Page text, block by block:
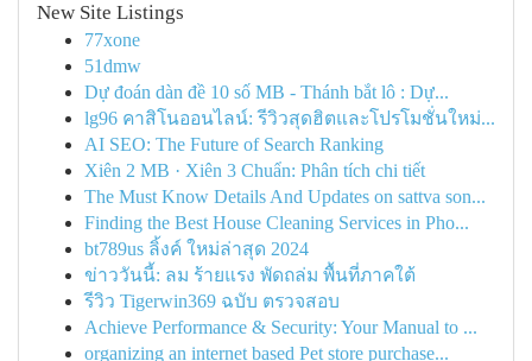
New Site Listings
77xone
51dmw
Dự đoán dàn đề 10 số MB - Thánh bắt lô : Dự...
lg96 คาสิโนออนไลน์: รีวิวสุดฮิตและโปรโมชั่นใหม่...
AI SEO: The Future of Search Ranking
Xiên 2 MB · Xiên 3 Chuẩn: Phân tích chi tiết
The Must Know Details And Updates on sattva son...
Finding the Best House Cleaning Services in Pho...
bt789us ลิ้งค์ ใหม่ล่าสุด 2024
ข่าววันนี้: ลม ร้ายแรง พัดถล่ม พื้นที่ภาคใต้
รีวิว Tigerwin369 ฉบับ ตรวจสอบ
Achieve Performance & Security: Your Manual to ...
organizing an internet based Pet store purchase...